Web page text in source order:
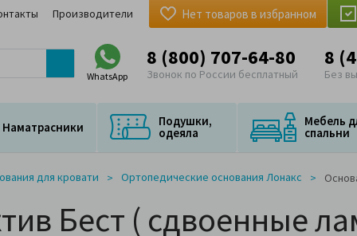
Производители Нет товаров в избранном
WhatsApp
8 (800) 707-64-80
Звонок по России бесплатный
8
Без
Наматрасники Подушки,
одеяла
Мебель
спальни
для кровати Ортопедические основания Лонакс
Бест ( сдвоенные